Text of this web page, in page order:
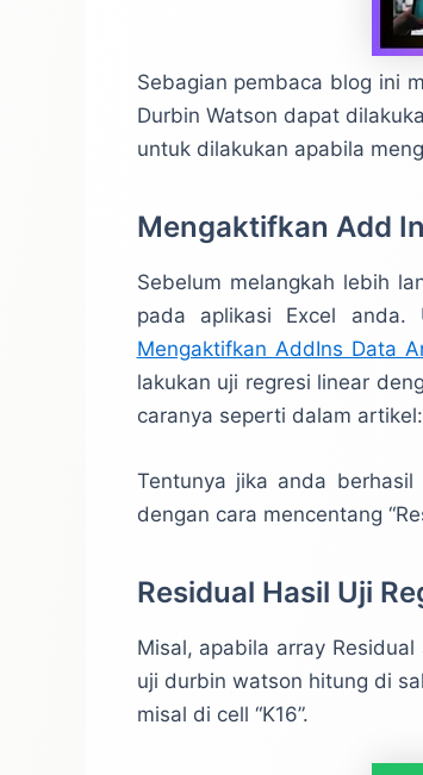
Sebagian pembaca blog ini
Durbin Watson dapat
untuk dilakukan apabila
Mengaktifkan Add
Sebelum melangkah lebih
pada aplikasi Excel anda.
Mengaktifkan AddIns Data
lakukan uji regresi linear
caranya seperti dalam artikel:
Tentunya jika anda berhasil
dengan cara mencentang
Residual Hasil Uji
Misal, apabila array
uji durbin watson hitung di
misal di cell “K16”.